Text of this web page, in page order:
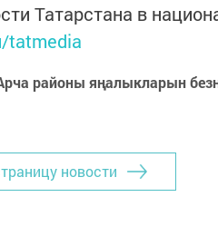
Татарстана в
tatmedia
районы яңалыкларын
новости